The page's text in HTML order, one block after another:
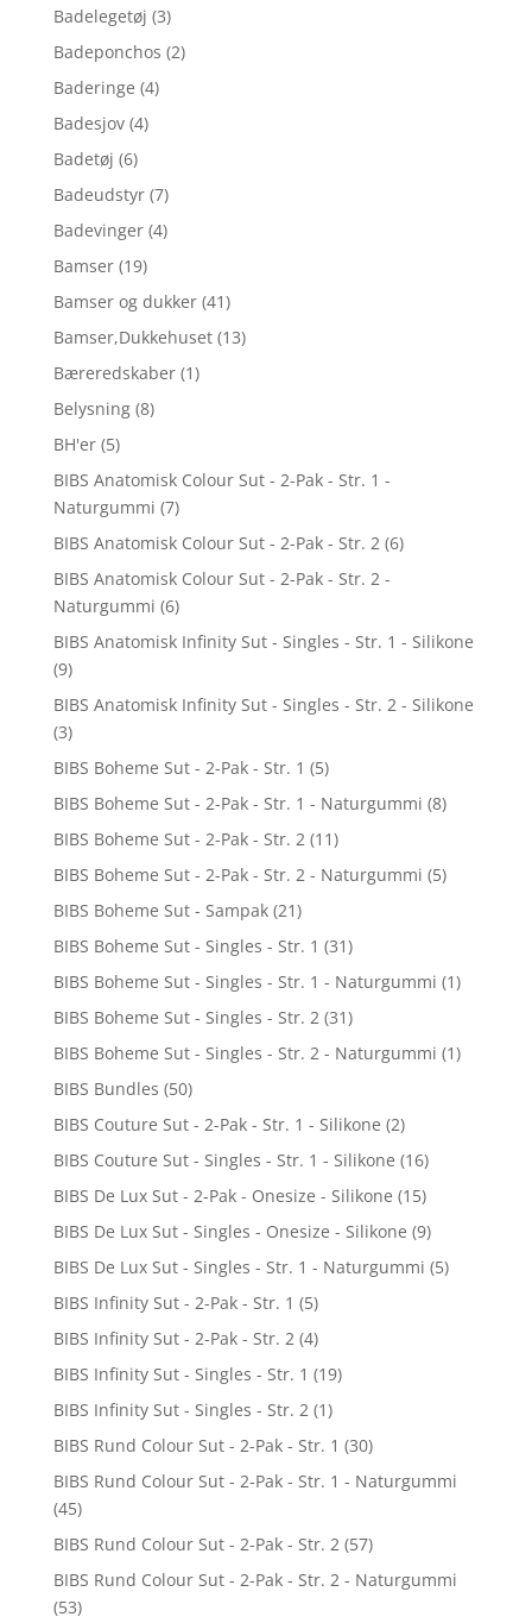
Badelegetøj (3)
Badeponchos (2)
Baderinge (4)
Badesjov (4)
Badetøj (6)
Badeudstyr (7)
Badevinger (4)
Bamser (19)
Bamser og dukker (41)
Bamser,Dukkehuset (13)
Bæreredskaber (1)
Belysning (8)
BH'er (5)
BIBS Anatomisk Colour Sut - 2-Pak - Str. 1 -
Naturgummi (7)
BIBS Anatomisk Colour Sut - 2-Pak - Str. 2 (6)
BIBS Anatomisk Colour Sut - 2-Pak - Str. 2 -
Naturgummi (6)
BIBS Anatomisk Infinity Sut - Singles - Str. 1 - Silikone
(9)
BIBS Anatomisk Infinity Sut - Singles - Str. 2 - Silikone
(3)
BIBS Boheme Sut - 2-Pak - Str. 1 (5)
BIBS Boheme Sut - 2-Pak - Str. 1 - Naturgummi (8)
BIBS Boheme Sut - 2-Pak - Str. 2 (11)
BIBS Boheme Sut - 2-Pak - Str. 2 - Naturgummi (5)
BIBS Boheme Sut - Sampak (21)
BIBS Boheme Sut - Singles - Str. 1 (31)
BIBS Boheme Sut - Singles - Str. 1 - Naturgummi (1)
BIBS Boheme Sut - Singles - Str. 2 (31)
BIBS Boheme Sut - Singles - Str. 2 - Naturgummi (1)
BIBS Bundles (50)
BIBS Couture Sut - 2-Pak - Str. 1 - Silikone (2)
BIBS Couture Sut - Singles - Str. 1 - Silikone (16)
BIBS De Lux Sut - 2-Pak - Onesize - Silikone (15)
BIBS De Lux Sut - Singles - Onesize - Silikone (9)
BIBS De Lux Sut - Singles - Str. 1 - Naturgummi (5)
BIBS Infinity Sut - 2-Pak - Str. 1 (5)
BIBS Infinity Sut - 2-Pak - Str. 2 (4)
BIBS Infinity Sut - Singles - Str. 1 (19)
BIBS Infinity Sut - Singles - Str. 2 (1)
BIBS Rund Colour Sut - 2-Pak - Str. 1 (30)
BIBS Rund Colour Sut - 2-Pak - Str. 1 - Naturgummi
(45)
BIBS Rund Colour Sut - 2-Pak - Str. 2 (57)
BIBS Rund Colour Sut - 2-Pak - Str. 2 - Naturgummi
(53)